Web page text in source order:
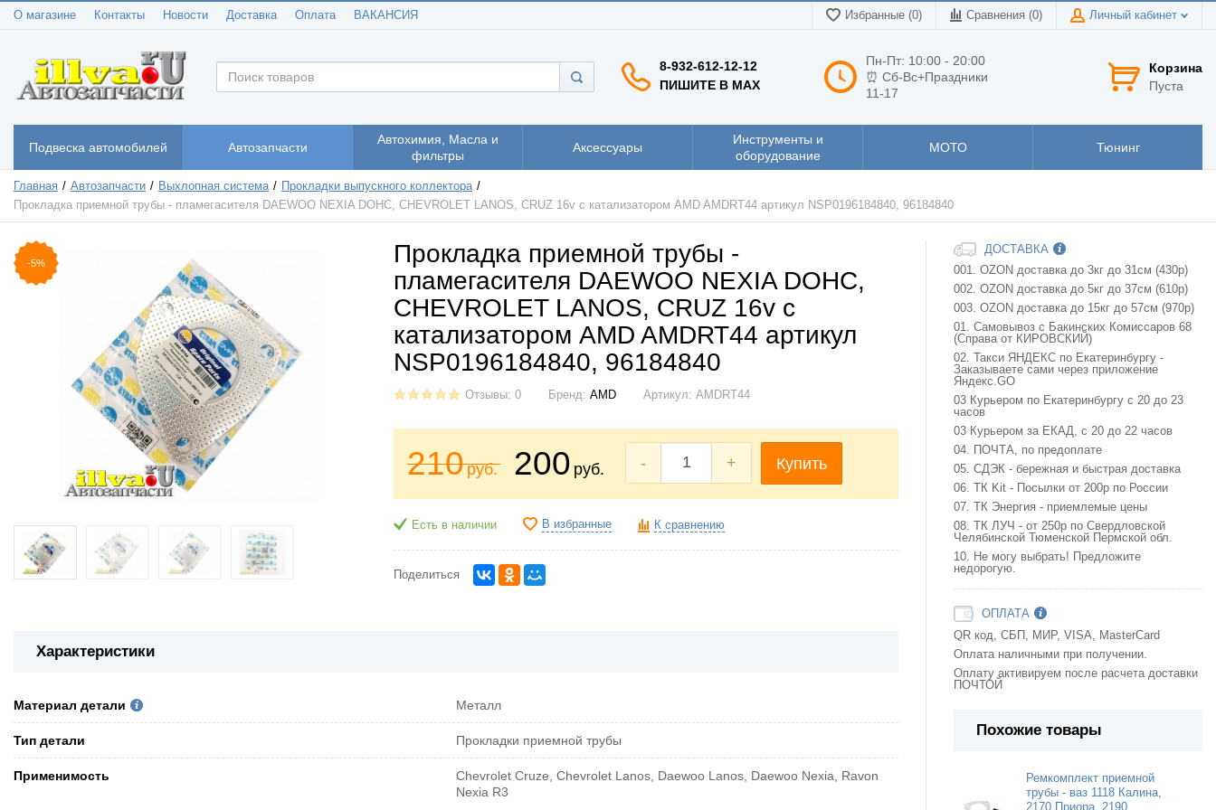
О магазине Контакты Новости Доставка Оплата ВАКАНСИЯ Избранные (0) Сравнения (0) Личный кабинет
8-932-612-12-12
ПИШИТЕ В MAX
Пн-Пт: 10:00 - 20:00
⏰ Сб-Вс+Праздники
11-17
Корзина
Пуста
Подвеска автомобилей Автозапчасти
Автохимия, Масла и
фильтры
Аксессуары
Инструменты и
оборудование
МОТО Тюнинг
Главная Автозапчасти Выхлопная система
Прокладки выпускного коллектора
Прокладка приемной трубы - пламегасителя DAEWOO NEXIA DOHC, CHEVROLET LANOS, CRUZ 16v c катализатором AMD AMDRT44 артикул NSP0196184840, 96184840
-5%
Прокладка приемной трубы -
пламегасителя DAEWOO NEXIA DOHC,
CHEVROLET LANOS, CRUZ 16v c
катализатором AMD AMDRT44 артикул
NSP0196184840, 96184840
Отзывы: 0 Бренд: AMD Артикул: AMDRT44
210руб. 200 руб. - + Купить
Есть в наличии В избранные К сравнению
Поделиться
Характеристики
Материал детали Металл
Тип детали Прокладки приемной трубы
Применимость
Chevrolet Cruze, Chevrolet Lanos, Daewoo Lanos, Daewoo Nexia, Ravon
Nexia R3
ДОСТАВКА
001. OZON доставка до 3кг до 31см (430р)
002. OZON доставка до 5кг до 37см (610р)
003. OZON доставка до 15кг до 57см (970р)
01. Самовывоз с Бакинских Комиссаров 68
(Справа от КИРОВСКИЙ)
02. Такси ЯНДЕКС по Екатеринбургу -
Заказываете сами через приложение
Яндекс.GO
03 Курьером по Екатеринбургу с 20 до 23
часов
03 Курьером за ЕКАД, с 20 до 22 часов
04. ПОЧТА, по предоплате
05. СДЭК - бережная и быстрая доставка
06. ТК Kit - Посылки от 200р по России
07. ТК Энергия - приемлемые цены
08. ТК ЛУЧ - от 250р по Свердловской
Челябинской Тюменской Пермской обл.
10. Не могу выбрать! Предложите
недорогую.
ОПЛАТА
QR код, СБП, МИР, VISA, MasterCard
Оплата наличными при получении.
Оплату активируем после расчета доставки
ПОЧТОЙ
Похожие товары
Ремкомплект приемной
трубы - ваз 1118 Калина,
2170 Приора, 2190